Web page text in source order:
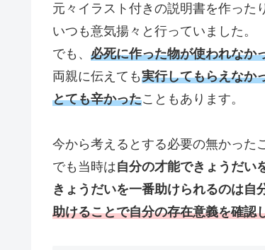
元々イラスト付きの説明書を作った
いつも意気揚々と行っていました。
でも、 必死に作った物が使われなか
両親に伝えても実行してもらえなか
とても辛かったこともあります。
今から考えるとする必要の無かった
でも当時は自分の才能できょうだい
きょうだいを一番助けられるのは自
助けることで自分の存在意義を確認